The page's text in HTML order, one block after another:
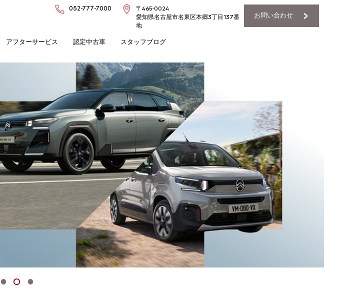
052-777-7000
〒465-0024
愛知県名古屋市名東区本郷3丁目137番
地
お問い合わせ
アフターサービス 認定中古車 スタッフブログ